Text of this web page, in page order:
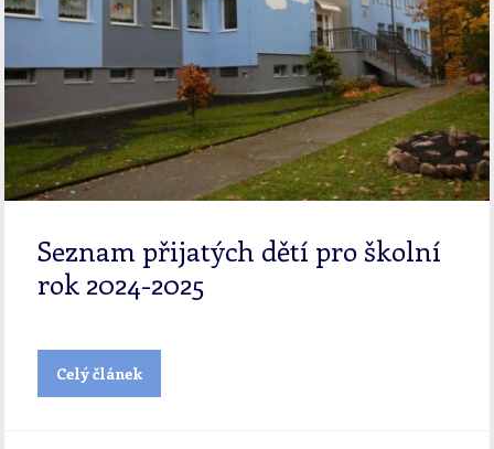
Seznam přijatých dětí pro školní
rok 2024-2025
Celý článek